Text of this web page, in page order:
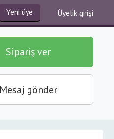
Yeni üye Üyelik girişi
Sipariş ver
Mesaj gönder